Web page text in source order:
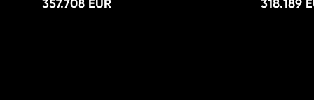
357.708 EUR 318.189